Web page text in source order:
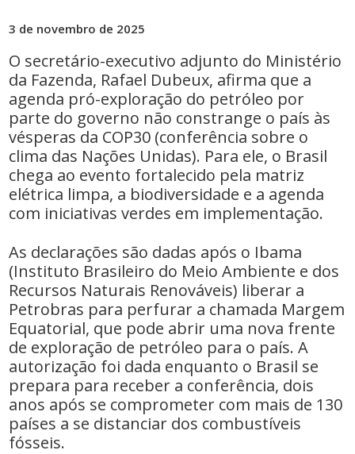
3 de novembro de 2025
O secretário-executivo adjunto do Ministério
da Fazenda, Rafael Dubeux, afirma que a
agenda pró-exploração do petróleo por
parte do governo não constrange o país às
vésperas da COP30 (conferência sobre o
clima das Nações Unidas). Para ele, o Brasil
chega ao evento fortalecido pela matriz
elétrica limpa, a biodiversidade e a agenda
com iniciativas verdes em implementação.
As declarações são dadas após o Ibama
(Instituto Brasileiro do Meio Ambiente e dos
Recursos Naturais Renováveis) liberar a
Petrobras para perfurar a chamada Margem
Equatorial, que pode abrir uma nova frente
de exploração de petróleo para o país. A
autorização foi dada enquanto o Brasil se
prepara para receber a conferência, dois
anos após se comprometer com mais de 130
países a se distanciar dos combustíveis
fósseis.